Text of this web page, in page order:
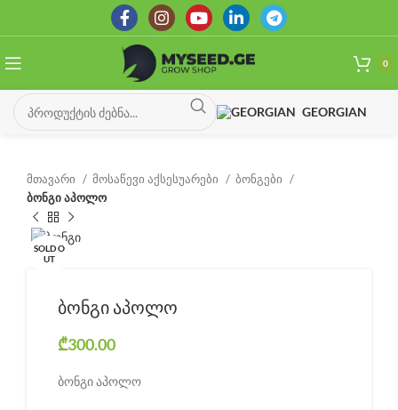
0
GEORGIAN
მთავარი მოსაწევი აქსესუარები
ბონგები
ბონგი აპოლო
SOLD O
UT
ბონგი აპოლო
₾300.00
ბონგი აპოლო